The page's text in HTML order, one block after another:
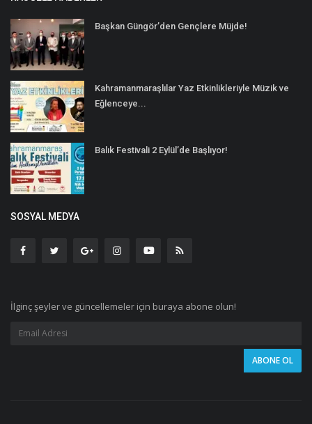
Başkan Güngör’den Gençlere Müjde!
Kahramanmaraşlılar Yaz Etkinlikleriyle Müzik ve
Eğlenceye...
Balık Festivali 2 Eylül’de Başlıyor!
SOSYAL MEDYA
İlginç şeyler ve güncellemeler için buraya abone olun!